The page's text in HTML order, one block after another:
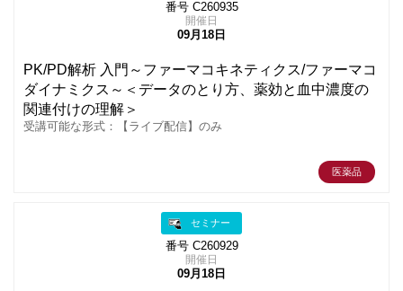
番号 C260935
開催日
09月18日
PK/PD解析 入門～ファーマコキネティクス/ファーマコ
ダイナミクス～＜データのとり方、薬効と血中濃度の
関連付けの理解＞
受講可能な形式：【ライブ配信】のみ
医薬品
セミナー
番号 C260929
開催日
09月18日